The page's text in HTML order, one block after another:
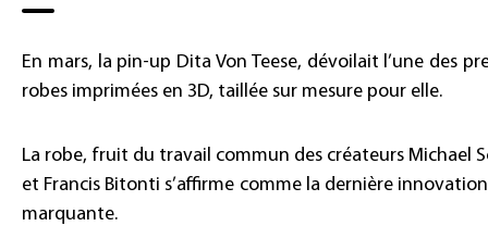
En mars, la pin-up Dita Von Teese, dévoilait l’une des
robes imprimées en 3D, taillée sur mesure pour elle.
La robe, fruit du travail commun des créateurs Michael
et Francis Bitonti s’affirme comme la dernière
marquante.